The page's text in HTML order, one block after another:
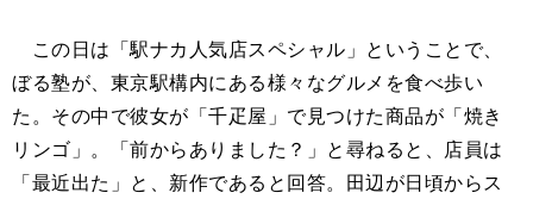
この日は「駅ナカ人気店スペシャル」ということで、
ぼる塾が、東京駅構内にある様々なグルメを食べ歩い
た。その中で彼女が「千疋屋」で見つけた商品が「焼き
リンゴ」。「前からありました？」と尋ねると、店員は
「最近出た」と、新作であると回答。田辺が日頃からス